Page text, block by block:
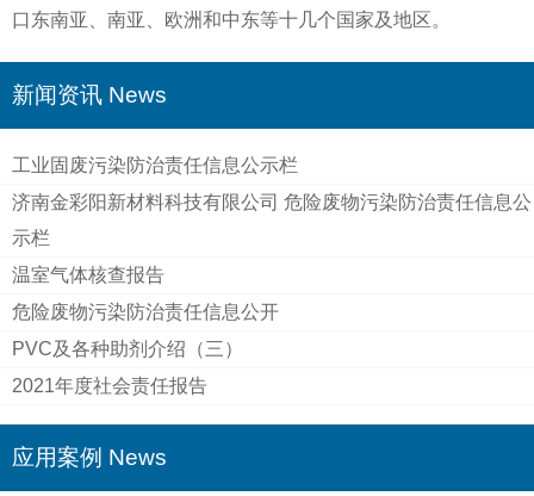
口东南亚、南亚、欧洲和中东等十几个国家及地区。
新闻资讯 News
工业固废污染防治责任信息公示栏
济南金彩阳新材料科技有限公司 危险废物污染防治责任信息公
示栏
温室气体核查报告
危险废物污染防治责任信息公开
PVC及各种助剂介绍（三）
2021年度社会责任报告
应用案例 News